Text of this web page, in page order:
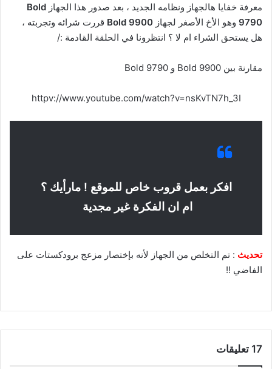
معرفة خفايا هالجهاز ونظامه الجديد ، بعد صدور هذا الجهاز Bold
9790 وهو الأخ الأصغر لجهاز Bold 9900 قررت شرائه وتجربته ،
هل يستحق الشراء ام لا ؟ انتظرونا في الحلقة القادمة :/
مقارنة بين Bold 9900 و Bold 9790
httpv://www.youtube.com/watch?v=nsKvTN7h_3I
افكر بعمل قروب خاص للموقع ! مارأيك ؟
ام ان الفكرة غير مجدية
تحديث : تم التخلص من الجهاز لأنه بإختصار مزعج برودكستات على
الفاضي !!
‫17 تعليقات